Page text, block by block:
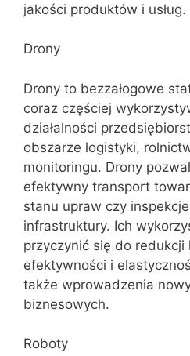
jakości produktów i usług.
Drony
Drony to bezzałogowe
coraz częściej
działalności
obszarze logistyki,
monitoringu. Drony
efektywny transport
stanu upraw czy
infrastruktury. Ich
przyczynić się do
efektywności i
także wprowadzenia
biznesowych.
Roboty